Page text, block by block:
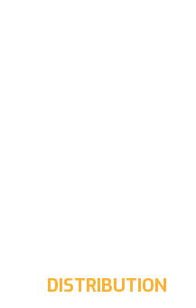
DISTRIBUTION